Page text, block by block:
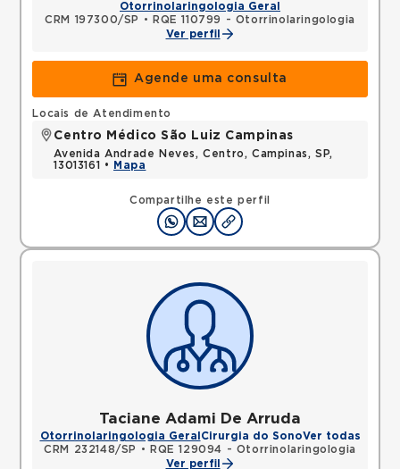
Otorrinolaringologia Geral
CRM 197300/SP
•
RQE 110799 - Otorrinolaringologia
Ver perfil
Agende uma consulta
Compartilhe este perfil
Locais de Atendimento
Centro Médico São Luiz Campinas
Avenida Andrade Neves, Centro, Campinas, SP,
13013161 •
Mapa
Taciane Adami De Arruda
Otorrinolaringologia Geral Cirurgia do SonoVer todas
CRM 232148/SP
•
RQE 129094 - Otorrinolaringologia
Ver perfil